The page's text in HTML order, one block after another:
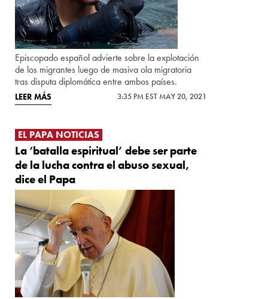
Episcopado español advierte sobre la explotación
de los migrantes luego de masiva ola migratoria
tras disputa diplomática entre ambos países.
LEER MÁS 3:35 PM EST MAY 20, 2021
EL PAPA NOTICIAS
La ‘batalla espiritual’ debe ser parte
de la lucha contra el abuso sexual,
dice el Papa